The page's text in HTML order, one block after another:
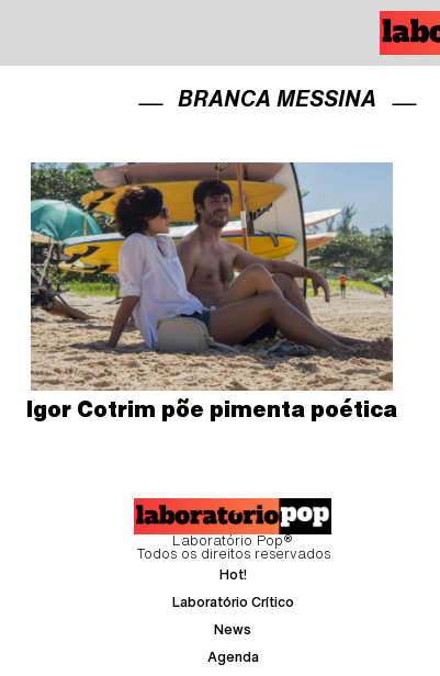
BRANCA MESSINA
Igor Cotrim põe pimenta poética
Laboratório Pop®
Todos os direitos reservados
Hot!
Laboratório Crítico
News
Agenda